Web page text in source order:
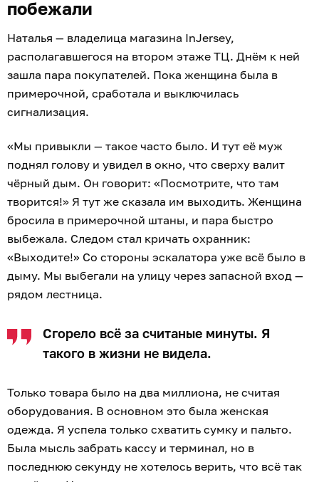
побежали
Наталья — владелица магазина InJersey,
располагавшегося на втором этаже ТЦ. Днём к ней
зашла пара покупателей. Пока женщина была в
примерочной, сработала и выключилась
сигнализация.
«Мы привыкли — такое часто было. И тут её муж
поднял голову и увидел в окно, что сверху валит
чёрный дым. Он говорит: «Посмотрите, что там
творится!» Я тут же сказала им выходить. Женщина
бросила в примерочной штаны, и пара быстро
выбежала. Следом стал кричать охранник:
«Выходите!» Со стороны эскалатора уже всё было в
дыму. Мы выбегали на улицу через запасной вход —
рядом лестница.
Сгорело всё за считаные минуты. Я
такого в жизни не видела.
Только товара было на два миллиона, не считая
оборудования. В основном это была женская
одежда. Я успела только схватить сумку и пальто.
Была мысль забрать кассу и терминал, но в
последнюю секунду не хотелось верить, что всё так